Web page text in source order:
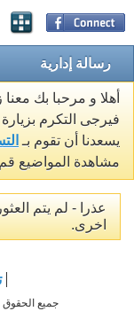
رسالة إدارية
أهلا و مرحبا بك معنا
فيرجى التكرم بزيارة
يسعدنا أن تقوم بـ
مشاهدة المواضيع قم
عذرا - لم يتم
اخرى.
جميع الحقوق